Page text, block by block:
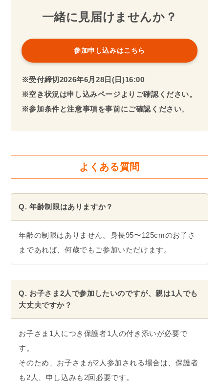
一緒に見届けませんか？
参加申し込みはこちら
※受付締切2026年6月28日(日)16:00
※空き状況は申し込みページよりご確認ください。
※参加条件と注意事項を事前にご確認ください。
よくある質問
Q. 年齢制限はありますか？
年齢の制限はありません。身長95〜125cmのお子さ
まであれば、何歳でもご参加いただけます。
Q. お子さま2人で参加したいのですが、親は1人でも
大丈夫ですか？
お子さま1人につき保護者1人の付き添いが必要で
す。
そのため、お子さまが2人参加される場合は、保護者
も2人、申し込みも2回必要です。